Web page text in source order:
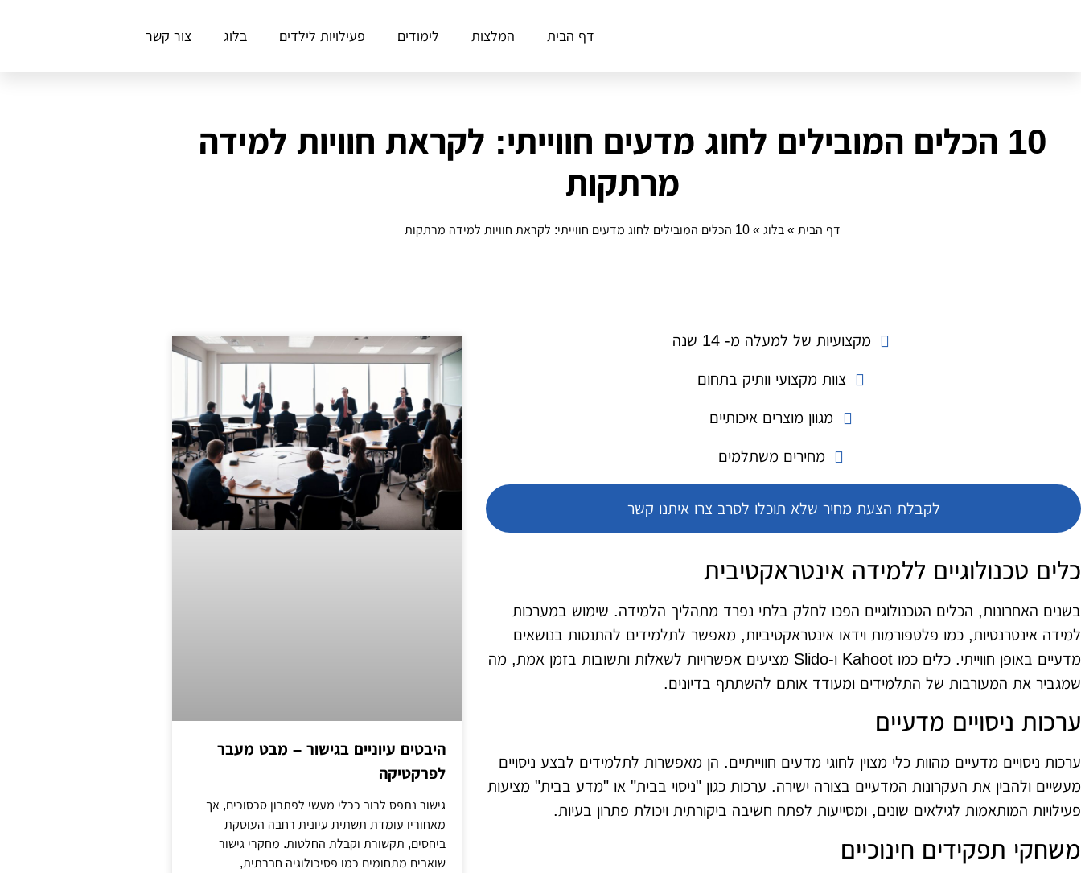
דף הבית המלצות לימודים פעילויות לילדים בלוג צור קשר
10 הכלים המובילים לחוג מדעים חווייתי: לקראת חוויות למידה
מרתקות
דף הבית » בלוג » 10 הכלים המובילים לחוג מדעים חווייתי: לקראת חוויות למידה מרתקות
מקצועיות של למעלה מ- 14 שנה
צוות מקצועי וותיק בתחום
מגוון מוצרים איכותיים
מחירים משתלמים
לקבלת הצעת מחיר שלא תוכלו לסרב צרו איתנו קשר
כלים טכנולוגיים ללמידה אינטראקטיבית
בשנים האחרונות, הכלים הטכנולוגיים הפכו לחלק בלתי נפרד מתהליך הלמידה. שימוש במערכות
למידה אינטרנטיות, כמו פלטפורמות וידאו אינטראקטיביות, מאפשר לתלמידים להתנסות בנושאים
מדעיים באופן חווייתי. כלים כמו Kahoot ו-Slido מציעים אפשרויות לשאלות ותשובות בזמן אמת, מה
שמגביר את המעורבות של התלמידים ומעודד אותם להשתתף בדיונים.
ערכות ניסויים מדעיים
ערכות ניסויים מדעיים מהוות כלי מצוין לחוגי מדעים חווייתיים. הן מאפשרות לתלמידים לבצע ניסויים
מעשיים ולהבין את העקרונות המדעיים בצורה ישירה. ערכות כגון "ניסוי בבית" או "מדע בבית" מציעות
פעילויות המותאמות לגילאים שונים, ומסייעות לפתח חשיבה ביקורתית ויכולת פתרון בעיות.
משחקי תפקידים חינוכיים
היבטים עיוניים בגישור – מבט מעבר
לפרקטיקה
גישור נתפס לרוב ככלי מעשי לפתרון סכסוכים, אך
מאחוריו עומדת תשתית עיונית רחבה העוסקת
ביחסים, תקשורת וקבלת החלטות. מחקרי גישור
שואבים מתחומים כמו פסיכולוגיה חברתית,